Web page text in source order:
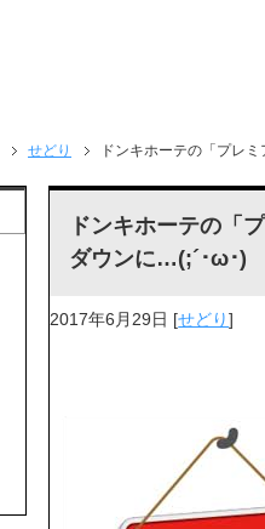
せどり ドンキホーテの「プレ
ドンキホーテの「
ダウンに…(;´･ω･)
2017年6月29日 [せどり]